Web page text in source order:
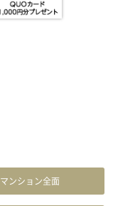
マンション全面